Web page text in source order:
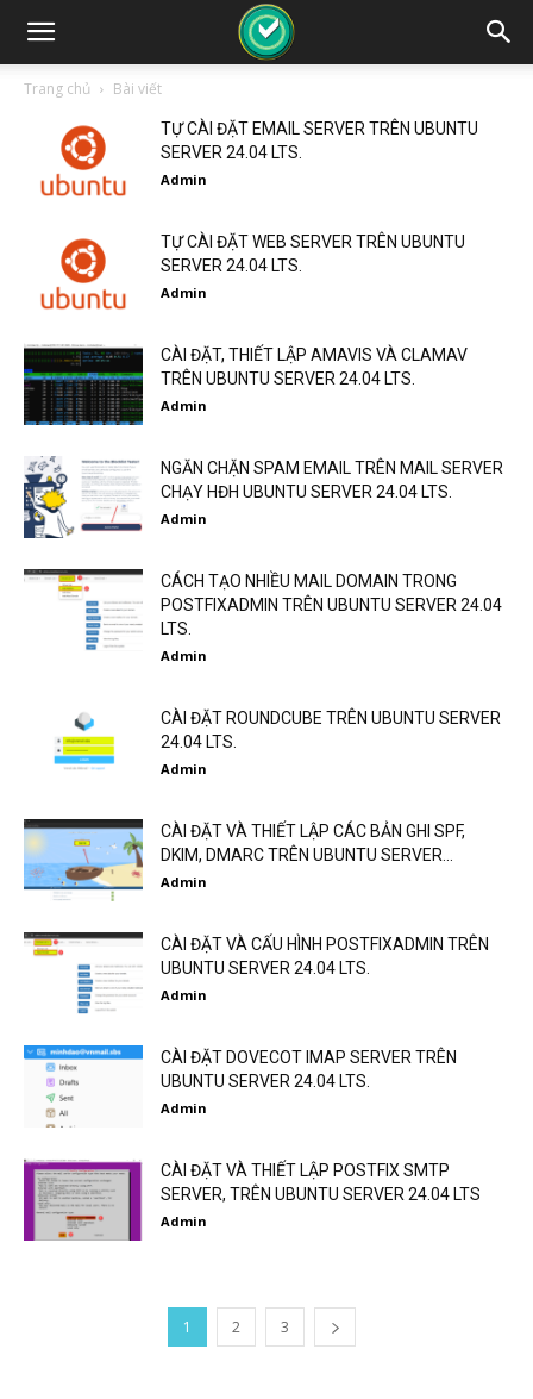
Trang chủ Bài viết
TỰ CÀI ĐẶT EMAIL SERVER TRÊN UBUNTU
SERVER 24.04 LTS.
Admin
TỰ CÀI ĐẶT WEB SERVER TRÊN UBUNTU
SERVER 24.04 LTS.
Admin
CÀI ĐẶT, THIẾT LẬP AMAVIS VÀ CLAMAV
TRÊN UBUNTU SERVER 24.04 LTS.
Admin
NGĂN CHẶN SPAM EMAIL TRÊN MAIL SERVER
CHẠY HĐH UBUNTU SERVER 24.04 LTS.
Admin
CÁCH TẠO NHIỀU MAIL DOMAIN TRONG
POSTFIXADMIN TRÊN UBUNTU SERVER 24.04
LTS.
Admin
CÀI ĐẶT ROUNDCUBE TRÊN UBUNTU SERVER
24.04 LTS.
Admin
CÀI ĐẶT VÀ THIẾT LẬP CÁC BẢN GHI SPF,
DKIM, DMARC TRÊN UBUNTU SERVER...
Admin
CÀI ĐẶT VÀ CẤU HÌNH POSTFIXADMIN TRÊN
UBUNTU SERVER 24.04 LTS.
Admin
CÀI ĐẶT DOVECOT IMAP SERVER TRÊN
UBUNTU SERVER 24.04 LTS.
Admin
CÀI ĐẶT VÀ THIẾT LẬP POSTFIX SMTP
SERVER, TRÊN UBUNTU SERVER 24.04 LTS
Admin
1 2 3